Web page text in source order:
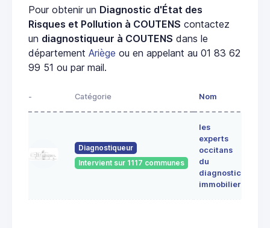
Pour obtenir un Diagnostic d'État des
Risques et Pollution à COUTENS contactez
un diagnostiqueur à COUTENS dans le
département Ariège ou en appelant au 01 83 62
99 51 ou par mail.
- Catégorie Nom
Diagnostiqueur
Intervient sur 1117 communes
les
experts
occitans
du
diagnostic
immobilier